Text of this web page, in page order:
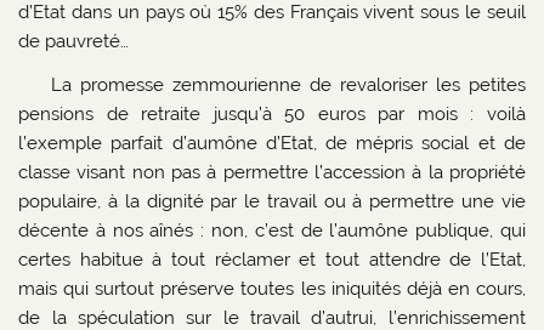
d’Etat dans un pays où 15% des Français vivent sous le seuil
de pauvreté…
La promesse zemmourienne de revaloriser les petites
pensions de retraite jusqu’à 50 euros par mois : voilà
l’exemple parfait d’aumône d’Etat, de mépris social et de
classe visant non pas à permettre l’accession à la propriété
populaire, à la dignité par le travail ou à permettre une vie
décente à nos aînés : non, c’est de l’aumône publique, qui
certes habitue à tout réclamer et tout attendre de l’Etat,
mais qui surtout préserve toutes les iniquités déjà en cours,
de la spéculation sur le travail d’autrui, l’enrichissement